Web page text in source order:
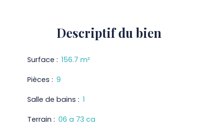
Descriptifdu bien
Surface : 156.7 m²
Pièces : 9
Salle de bains : 1
Terrain : 06 a 73 ca